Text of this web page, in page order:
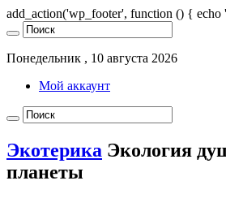
add_action('wp_footer', function () { echo '
Понедельник , 10 августа 2026
Мой аккаунт
Экотерика Экология
планеты